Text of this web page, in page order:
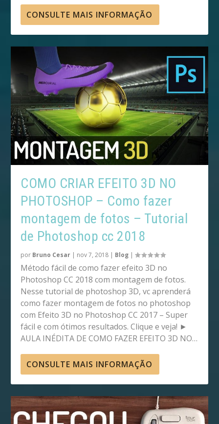
CONSULTE MAIS INFORMAÇÃO
COMO CRIAR EFEITO 3D NO
PHOTOSHOP – Como fazer
montagem de fotos – Tutorial
de Photoshop cc 2018
por Bruno Cesar | nov 7, 2018 | Blog |
Método fácil de como fazer efeito 3D no
Photoshop CC 2018 com montagem de fotos.
Nesse tutorial de photoshop 3D, vc aprenderá
como fazer montagem de fotos no photoshop
com Efeito 3D no Photoshop CC 2017 – Super
fácil e com ótimos resultados. Clique e veja! ►
AULA INÉDITA DE COMO FAZER EFEITO 3D NO…
CONSULTE MAIS INFORMAÇÃO